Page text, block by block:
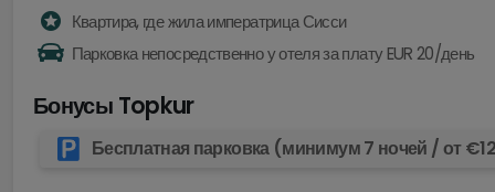
Квартира, где жила императрица Сисси
Парковка непосредственно у отеля за плату EUR 20/день
Бонусы Topkur
Бесплатная парковка (минимум 7 ночей / от